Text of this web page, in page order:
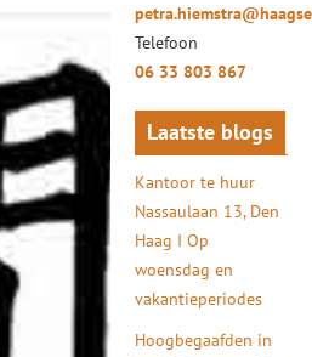
Telefoon
06 33 803 867
Laatste blogs
Kantoor te huur
Nassaulaan 13, Den
Haag I Op
woensdag en
vakantieperiodes
Hoogbegaafden in